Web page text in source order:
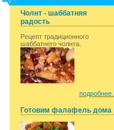
Чолнт - шаббатняя
радость
Рецепт традиционного
шаббатнего чолнта.
подробнее...
Готовим фалафель дома